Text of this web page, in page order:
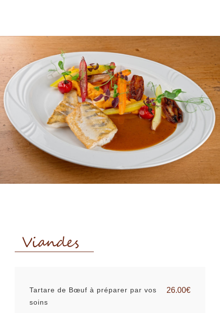
Viandes
Tartare de Bœuf à préparer par vos
soins
26.00€